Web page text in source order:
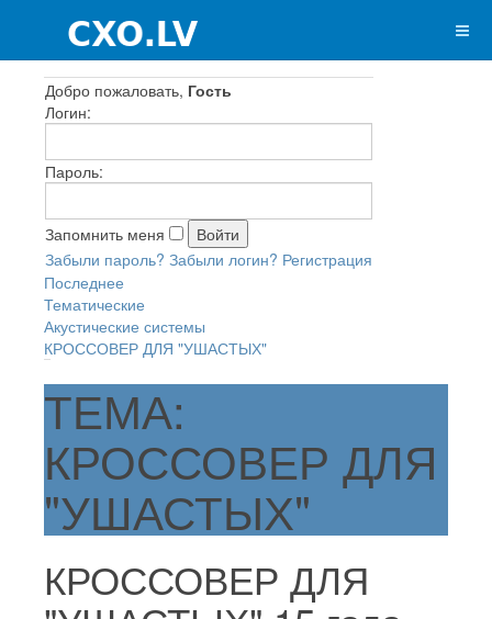
Добро пожаловать, Гость
Логин:
Пароль:
Запомнить меня
Забыли пароль? Забыли логин? Регистрация
Последнее
Тематические
Акустические системы
КРОССОВЕР ДЛЯ "УШАСТЫХ"
ТЕМА:
КРОССОВЕР ДЛЯ
"УШАСТЫХ"
КРОССОВЕР ДЛЯ